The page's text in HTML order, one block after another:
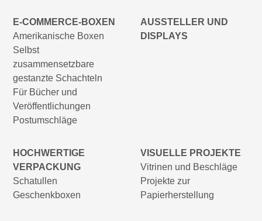
E-COMMERCE-BOXEN
Amerikanische Boxen
Selbst
zusammensetzbare
gestanzte Schachteln
Für Bücher und
Veröffentlichungen
Postumschläge
AUSSTELLER UND
DISPLAYS
HOCHWERTIGE
VERPACKUNG
Schatullen
Geschenkboxen
VISUELLE PROJEKTE
Vitrinen und Beschläge
Projekte zur
Papierherstellung